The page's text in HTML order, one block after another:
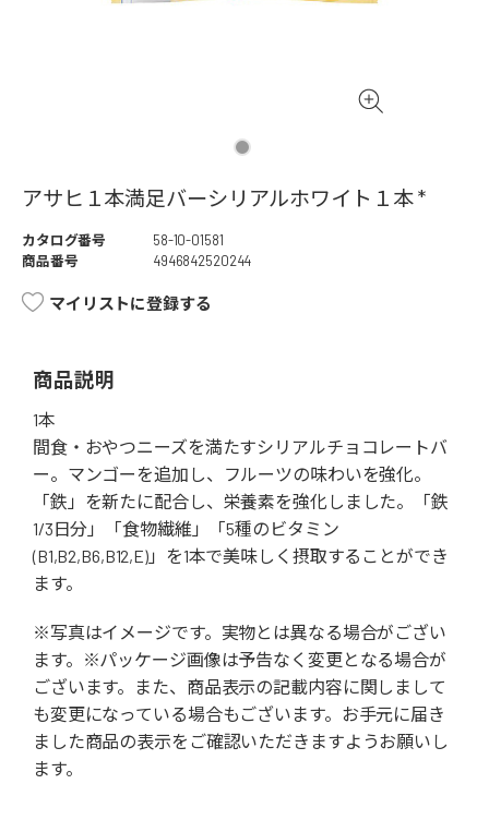
アサヒ１本満足バーシリアルホワイト１本 *
カタログ番号
58-10-01581
商品番号
4946842520244
マイリストに登録する
商品説明
1本
間食・おやつニーズを満たすシリアルチョコレートバ
ー。マンゴーを追加し、フルーツの味わいを強化。
「鉄」を新たに配合し、栄養素を強化しました。「鉄
1/3日分」「食物繊維」「5種のビタミン
(B1,B2,B6,B12,E)」を1本で美味しく摂取することができ
ます。
※写真はイメージです。実物とは異なる場合がござい
ます。※パッケージ画像は予告なく変更となる場合が
ございます。また、商品表示の記載内容に関しまして
も変更になっている場合もございます。お手元に届き
ました商品の表示をご確認いただきますようお願いし
ます。